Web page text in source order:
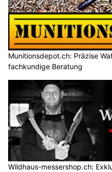
Munitionsdepot.ch: Präzise
fachkundige Beratung
Wildhaus-messershop.ch: